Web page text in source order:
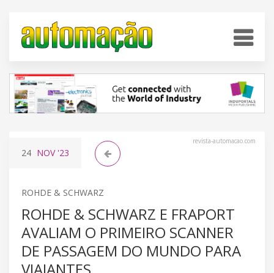
revista-automacao.com
24 NOV'23
ROHDE & SCHWARZ
ROHDE & SCHWARZ E FRAPORT
AVALIAM O PRIMEIRO SCANNER
DE PASSAGEM DO MUNDO PARA
VIAJANTES